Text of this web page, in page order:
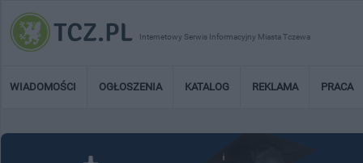
Internetowy Serwis Informacyjny Miasta Tczewa
WIADOMOŚCI OGŁOSZENIA KATALOG REKLAMA PRACA